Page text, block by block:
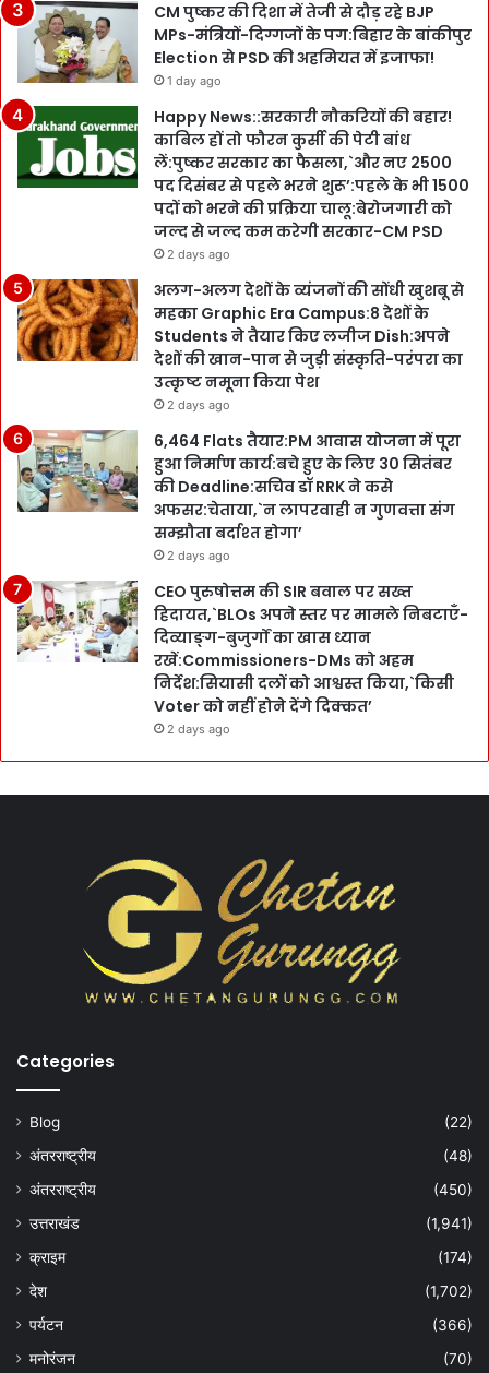
CM पुष्कर की दिशा में तेजी से दौड़ रहे BJP
MPs-मंत्रियों-दिग्गजों के पग:बिहार के बांकीपुर
Election से PSD की अहमियत में इजाफा!
1 day ago
Happy News::सरकारी नौकरियों की बहार!
काबिल हों तो फौरन कुर्सी की पेटी बांध
लें:पुष्कर सरकार का फैसला,`और नए 2500
पद दिसंबर से पहले भरने शुरू’:पहले के भी 1500
पदों को भरने की प्रक्रिया चालू:बेरोजगारी को
जल्द से जल्द कम करेगी सरकार-CM PSD
2 days ago
अलग-अलग देशों के व्यंजनों की सोंधी खुशबू से
महका Graphic Era Campus:8 देशों के
Students ने तैयार किए लजीज Dish:अपने
देशों की खान-पान से जुड़ी संस्कृति-परंपरा का
उत्कृष्ट नमूना किया पेश
2 days ago
6,464 Flats तैयार:PM आवास योजना में पूरा
हुआ निर्माण कार्य:बचे हुए के लिए 30 सितंबर
की Deadline:सचिव डॉ RRK ने कसे
अफसर:चेताया,`न लापरवाही न गुणवत्ता संग
सम्झौता बर्दाश्त होगा’
2 days ago
CEO पुरुषोत्तम की SIR बवाल पर सख्त
हिदायत,`BLOs अपने स्तर पर मामले निबटाएँ-
दिव्याङ्ग-बुजुर्गों का खास ध्यान
रखें:Commissioners-DMs को अहम
निर्देश:सियासी दलों को आश्वस्त किया,`किसी
Voter को नहीं होने देंगे दिक्कत’
2 days ago
Categories
Blog
(22)
अंतरराष्ट्रीय
(48)
अंतरराष्ट्रीय
(450)
उत्तराखंड
(1,941)
क्राइम
(174)
देश
(1,702)
पर्यटन
(366)
मनोरंजन
(70)